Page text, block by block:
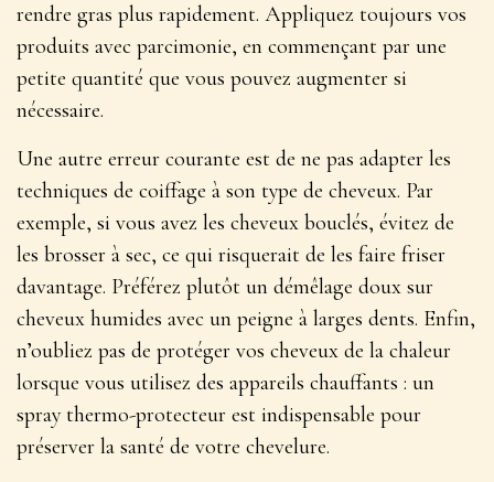
rendre gras plus rapidement. Appliquez toujours vos
produits avec parcimonie, en commençant par une
petite quantité que vous pouvez augmenter si
nécessaire.
Une autre erreur courante est de ne pas adapter les
techniques de coiffage à son type de cheveux. Par
exemple, si vous avez les cheveux bouclés, évitez de
les brosser à sec, ce qui risquerait de les faire friser
davantage. Préférez plutôt un démêlage doux sur
cheveux humides avec un peigne à larges dents. Enfin,
n’oubliez pas de protéger vos cheveux de la chaleur
lorsque vous utilisez des appareils chauffants : un
spray thermo-protecteur est indispensable pour
préserver la santé de votre chevelure.